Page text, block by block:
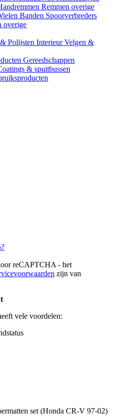
Remmen overige
Banden Spoorverbreders
overige
Polijsten InterieurVelgen &
Gereedschappen
& spuitbussen
reCAPTCHA - het
zijn van
vele voordelen:
set (Honda CR-V 97-02)